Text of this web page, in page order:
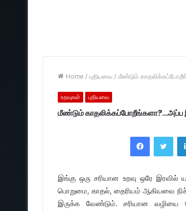
Home / புதியவை / மீண்டும்
உறவுகள் புதியவை
மீண்டும்
Facebook
இங்கு ஒரு சரியான உறவு ஒரே இரவில்
பொறுமை, காதல், தைரியம் ஆகியவை
இருக்க வேண்டும். சரியான வழியை